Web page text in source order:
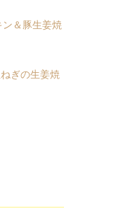
＆豚生姜焼
ぎの生姜焼